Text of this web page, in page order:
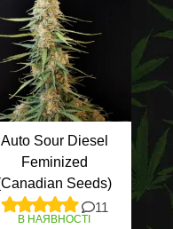
Auto Sour Diesel
Feminized
Seeds)
11
В НАЯВНОСТІ